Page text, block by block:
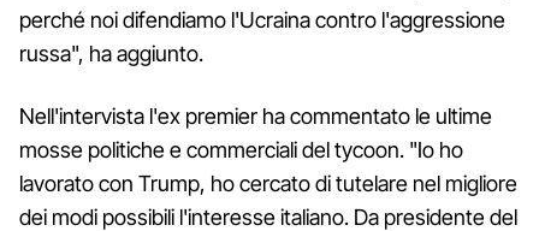
perché noi difendiamo l'Ucraina contro l'aggressione
russa", ha aggiunto.
Nell'intervista l'ex premier ha commentato le ultime
mosse politiche e commerciali del tycoon. "Io ho
lavorato con Trump, ho cercato di tutelare nel migliore
dei modi possibili l'interesse italiano. Da presidente del